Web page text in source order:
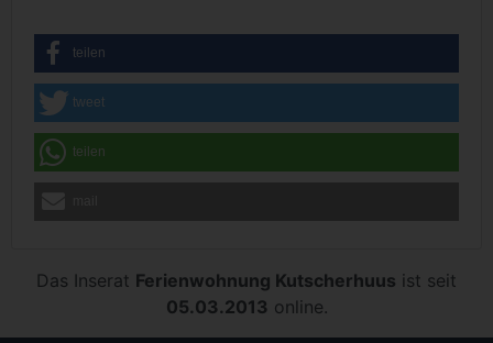
teilen
tweet
teilen
Das Inserat Ferienwohnung Kutscherhuus ist seit
05.03.2013 online.